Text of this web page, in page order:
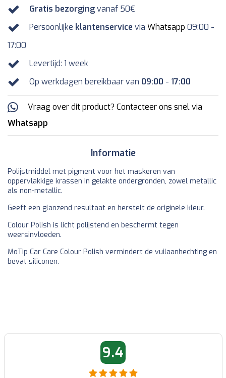
Gratis bezorgingvanaf 50€
Persoonlijke klantenservice via Whatsapp 09:00 -
17:00
Levertijd: 1 week
Op werkdagen bereikbaar van 09:00 - 17:00
Vraag over dit product? Contacteer ons snel via
Whatsapp
Informatie
Polijstmiddel met pigment voor het maskeren van
oppervlakkige krassen in gelakte ondergronden, zowel metallic
als non-metallic.
Geeft een glanzend resultaat en herstelt de originele kleur.
Colour Polish is licht polijstend en beschermt tegen
weersinvloeden.
MoTip Car Care Colour Polish vermindert de vuilaanhechting en
bevat siliconen.
9.4